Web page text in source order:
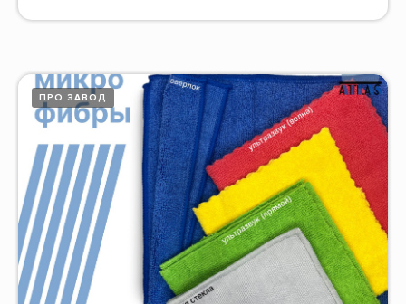
ПРО ЗАВОД